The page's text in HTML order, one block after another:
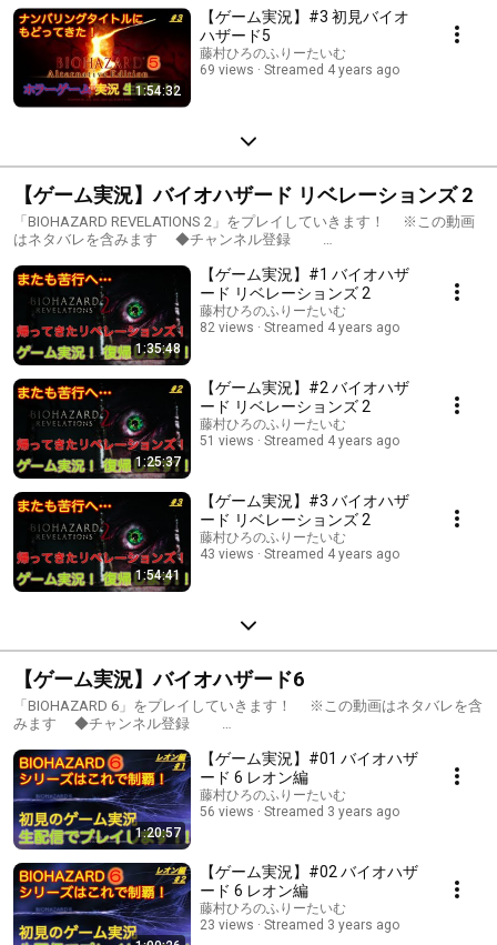
1:54:32
【ゲーム実況】#3 初見バイオ
ハザード5
藤村ひろのふりーたいむ
69 views
Streamed 4 years ago
【ゲーム実況】バイオハザード リベレーションズ 2
「BIOHAZARD REVELATIONS 2」をプレイしていきます！ ※この動画
はネタバレを含みます ◆チャンネル登録
評価ボタン ぜひよろしくお願いします！ ◆Twitter
https://twitter.com/fujihiro0916 配信通知はこちらから。 フォロ
ーして頂けると励みになります〜！ 「バイオハザード リベレーションズ
2」公式HP https://www.capcom-games.com/product/ja-
jp/residentevil-revelations2/ © CAPCOM CO., LTD. ALL RIGHTS
RESERVED. 本配信では最短攻略や完全攻略を目指す訳ではなく、 み
なさんと一緒に楽しむことが目的ですので、 ゆるりとお付き合い頂け
れば幸いです。 コメント等もぜひお気軽にっ どうぞよろしくお願い
します！ #バイオハザードリベレーションズ2 #Resident Evil #ゲ
ーム実況 #実況プレイ #声優 #生配信 #リベレーションズ2 #
ホラーゲーム
1:35:48
【ゲーム実況】#1 バイオハザ
ード リベレーションズ 2
藤村ひろのふりーたいむ
82 views
Streamed 4 years ago
1:25:37
【ゲーム実況】#2 バイオハザ
ード リベレーションズ 2
藤村ひろのふりーたいむ
51 views
Streamed 4 years ago
1:54:41
【ゲーム実況】#3 バイオハザ
ード リベレーションズ 2
藤村ひろのふりーたいむ
43 views
Streamed 4 years ago
【ゲーム実況】バイオハザード6
「BIOHAZARD 6」をプレイしていきます！ ※この動画はネタバレを含
みます ◆チャンネル登録
評価ボタン ぜひよろしくお願いします！ ◆Twitter
https://twitter.com/fujihiro0916 配信通知はこちらから。 フォロ
ーして頂けると励みになります〜！ 「バイオハザード 6」公式HP
https://www.capcom.co.jp/biohazard/6/ © CAPCOM CO., LTD. ALL
RIGHTS RESERVED. 本配信では最短攻略や完全攻略を目指す訳ではな
く、 みなさんと一緒に楽しむことが目的ですので、 ゆるりとお付き
合い頂ければ幸いです。 コメント等もぜひお気軽にっ どうぞよろし
くお願いします！ #バイオハザード6 #Resident Evil #ゲーム実況
#実況プレイ #声優 #生配信 #バイオ6 #ホラーゲーム
1:20:57
【ゲーム実況】#01 バイオハザ
ード 6 レオン編
藤村ひろのふりーたいむ
56 views
Streamed 3 years ago
【ゲーム実況】#02 バイオハザ
ード 6 レオン編
藤村ひろのふりーたいむ
23 views
Streamed 3 years ago